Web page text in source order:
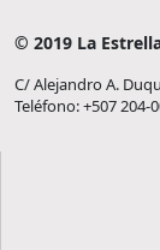
© 2019 La
C/ Alejandro A.
Teléfono: +507 204-